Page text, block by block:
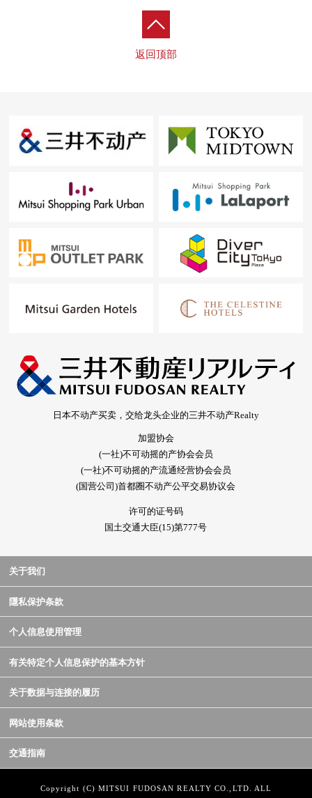
返回顶部
日本不动产买卖，交给龙头企业的三井不动产Realty
加盟协会
(一社)不可动摇的产协会会员
(一社)不可动摇的产流通经营协会会员
(国营公司)首都圈不动产公平交易协议会
许可的证号码
国土交通大臣(15)第777号
关于我们
隱私保护条款
个人信息使用管理
有关特定个人信息保护的基本方针
关于数据与连接的履历
网站使用条款
交通指南
Copyright (C) MITSUI FUDOSAN REALTY CO.,LTD. ALL